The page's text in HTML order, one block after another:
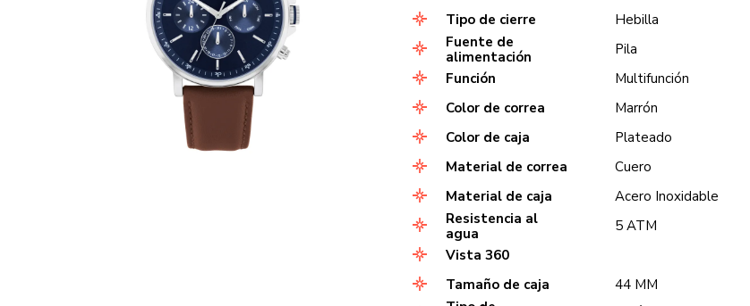
Tipo de cierre
Hebilla
Fuente de
alimentación
Pila
Función
Multifunción
Color de correa
Marrón
Color de caja
Plateado
Material de correa
Cuero
Material de caja
Acero Inoxidable
Resistencia al
agua
5 ATM
Vista 360
Tamaño de caja
44 MM